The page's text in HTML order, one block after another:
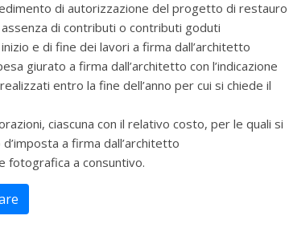
categoria di tuo interesse (es. contabilità, Fisco …)
di autorizzazione del progetto di restauro
di contributi o contributi goduti
e di fine dei lavori a firma dall’architetto
giurato a firma dall’architetto con l’indicazione
entro la fine dell’anno per cui si chiede il
ciascuna con il relativo costo, per le quali si
a firma dall’architetto
fotografica a consuntivo.